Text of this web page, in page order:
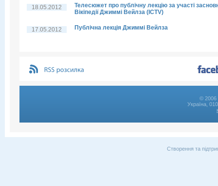
18.05.2012
Телесюжет про публічну лекцію за участі
Вікіпедії Джиммі Вейлза (ICTV)
17.05.2012 Публічна лекція Джиммі Вейлза
© 2006
Україна,
Створення та